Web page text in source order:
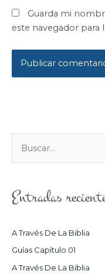
Guarda mi
este navegador para
U
C
Entradas
A Través De La Biblia
Guías Capítulo 01
A Través De La Biblia